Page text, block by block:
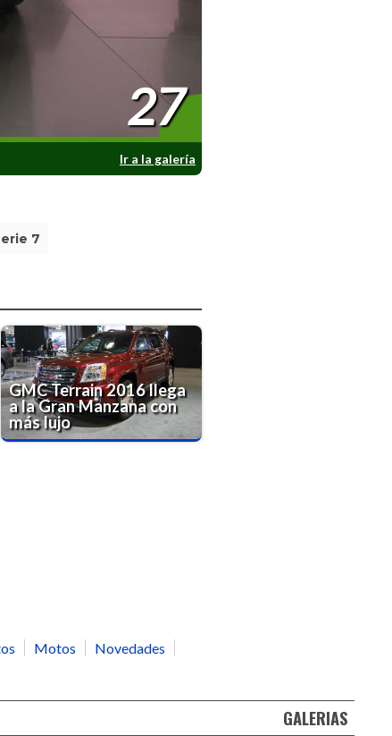
Ir a la galería
27
7
GMC Terrain 2016 llega
a la Gran Manzana con
más lujo
Motos
Novedades
GALERIAS